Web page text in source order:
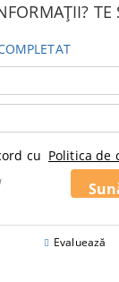
cu Politica de
Evaluează